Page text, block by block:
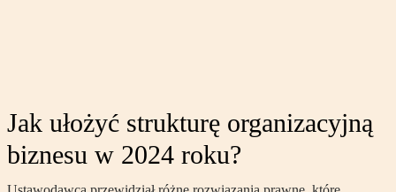
Jak ułożyć strukturę organizacyjną
biznesu w 2024 roku?